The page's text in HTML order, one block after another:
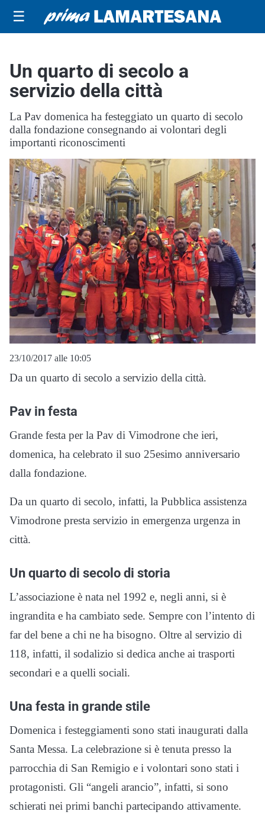
☰
Un quarto di secolo a
servizio della città
La Pav domenica ha festeggiato un quarto di secolo
dalla fondazione consegnando ai volontari degli
importanti riconoscimenti
23/10/2017 alle 10:05
Da un quarto di secolo a servizio della città.
Pav in festa
Grande festa per la Pav di Vimodrone che ieri,
domenica, ha celebrato il suo 25esimo anniversario
dalla fondazione.
Da un quarto di secolo, infatti, la Pubblica assistenza
Vimodrone presta servizio in emergenza urgenza in
città.
Un quarto di secolo di storia
L’associazione è nata nel 1992 e, negli anni, si è
ingrandita e ha cambiato sede. Sempre con l’intento di
far del bene a chi ne ha bisogno. Oltre al servizio di
118, infatti, il sodalizio si dedica anche ai trasporti
secondari e a quelli sociali.
Una festa in grande stile
Domenica i festeggiamenti sono stati inaugurati dalla
Santa Messa. La celebrazione si è tenuta presso la
parrocchia di San Remigio e i volontari sono stati i
protagonisti. Gli “angeli arancio”, infatti, si sono
schierati nei primi banchi partecipando attivamente.